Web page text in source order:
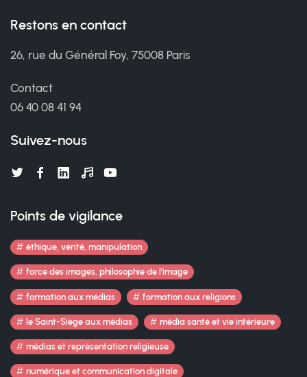
Restons en contact
26, rue du Général Foy, 75008 Paris
Contact
06 40 08 41 94
Suivez-nous
Points de vigilance
éthique, vérité, manipulation
force des images, philosophie de l’image
formation aux médias formation aux religions
le Saint-Siège aux médias média santé et vie intérieure
médias et représentation religieuse
numérique et communication digitale